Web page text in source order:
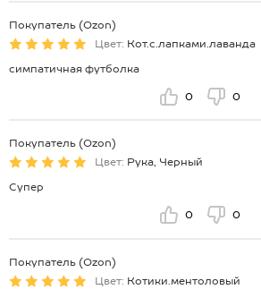
Покупатель (Ozon)
Цвет: Кот.с.лапками.лаванда
симпатичная футболка
0 0
Покупатель (Ozon)
Цвет: Рука, Черный
Супер
0 0
Покупатель (Ozon)
Цвет: Котики.ментоловый